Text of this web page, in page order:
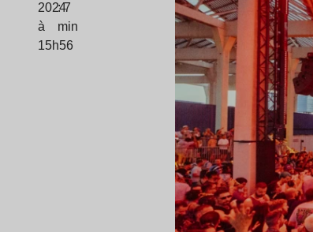
2024
à
15h56
: 7
min